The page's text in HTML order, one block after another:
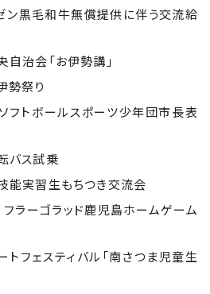
黒毛和牛無償提供に伴う交流給
治会「お伊勢講」
祭り
トボールスポーツ少年団市長表
バス試乗
実習生もちつき交流会
ラーゴラッド鹿児島ホームゲーム
フェスティバル「南さつま児童生